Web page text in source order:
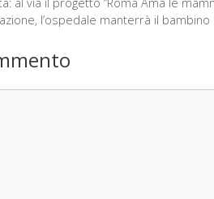
l’ospedale manterrà il bambino